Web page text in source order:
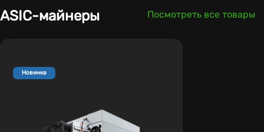
ASIC-майнеры Посмотреть все товары
Новинка